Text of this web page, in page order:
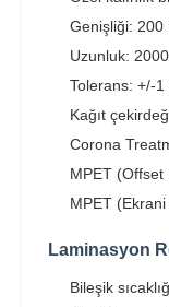
Genişliği: 200
Uzunluk:
Tolerans: +/-1
Kağıt
Corona
MPET (Offset
MPET (Ekrani
Laminasyon
Bileşik